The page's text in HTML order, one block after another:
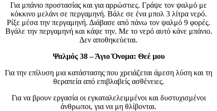
Για μπάνιο προστασίας και για αρρώστιες. Γράψε τον ψαλμό με
κόκκινο μελάνι σε περγαμηνή. Βάλε σε ένα μπολ 3 λίτρα νερό.
Ρίξε μέσα την περγαμηνή. Διάβασε από πάνω τον ψαλμό 9 φορές.
Βγάλε την περγαμηνή και κάψε την. Με το νερό αυτό κάνε μπάνιο.
Δεν αποθηκεύεται.
Ψαλμός 38 – Άγιο Όνομα: Θεέ μου
Για την επίλυση μια κατάστασης που χρειάζεται άμεση λύση και τη
θεραπεία από επιβλαβείς ασθένειες.
Για να βρουν εργασία οι εγκαταλελειμμένοι και δυστυχισμένοι
άνθρωποι, για να μη θλίβονται.